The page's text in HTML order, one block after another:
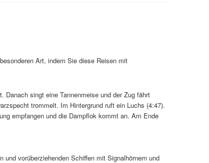
Art, indem Sie diese Reisen mit
Danach singt eine Tannenmeise und der Zug fährt
trommelt. Im Hintergrund ruft ein Luchs (4:47).
empfangen und die Dampflok kommt an. Am Ende
vorüberziehenden Schiffen mit Signalhörnern und